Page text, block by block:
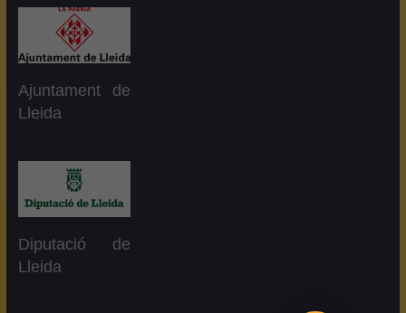
Ajuntament de
Lleida
Diputació de
Lleida